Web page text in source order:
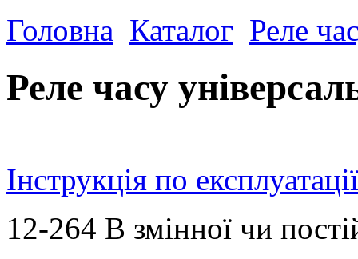
Головна Каталог Реле
Реле часу
Інструкція по експлуатації
12-264 В змінної чи